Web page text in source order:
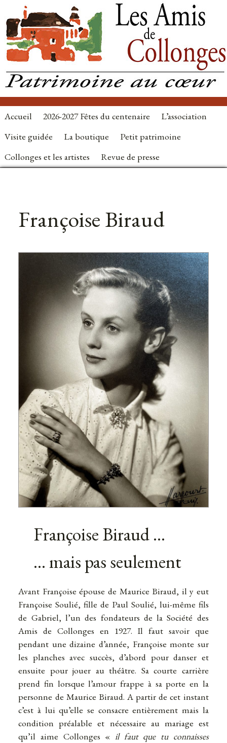
Accueil 2026-2027 Fêtes du centenaire
L’association
Visite guidée
La boutique
Petit patrimoine
Collonges et les artistes
Revue de presse
Françoise Biraud
Françoise Biraud …
… mais pas seulement
Avant Françoise épouse de Maurice Biraud, il y eut
Françoise Soulié, fille de Paul Soulié, lui-même fils
de Gabriel, l’un des fondateurs de la Société des
Amis de Collonges en 1927. Il faut savoir que
pendant une dizaine d’année, Françoise monte sur
les planches avec succès, d’abord pour danser et
ensuite pour jouer au théâtre. Sa courte carrière
prend fin lorsque l’amour frappe à sa porte en la
personne de Maurice Biraud. A partir de cet instant
c’est à lui qu’elle se consacre entièrement mais la
condition préalable et nécessaire au mariage est
qu’il aime Collonges « il faut que tu connaisses